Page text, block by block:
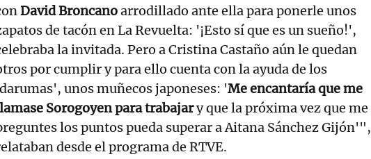
David Broncanoarrodillado ante ella para ponerle unos
de tacón en La Revuelta: '¡Esto sí que es un sueño!',
la invitada. Pero a Cristina Castaño aún le quedan
por cumplir y para ello cuenta con la ayuda de los
unos muñecos japoneses: 'Me encantaría que me
Sorogoyen para trabajary que la próxima vez que me
los puntos pueda superar a Aitana Sánchez Gijón'",
desde el programa de RTVE.